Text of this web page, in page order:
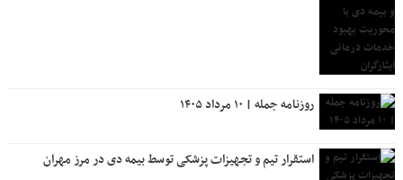
روزنامه جمله | ۱۰ مرداد ۱۴۰۵
استقرار تیم و تجهیزات پزشکی توسط بیمه دی در مرز مهران